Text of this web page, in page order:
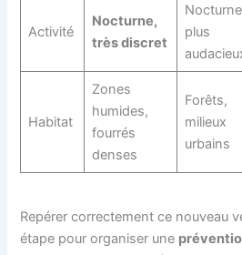
Activité
Nocturne,
très discret
plus
Habitat
Zones
humides,
fourrés
denses
Forêts,
milieux
urbains
Repérer correctement ce nouveau
étape pour organiser une